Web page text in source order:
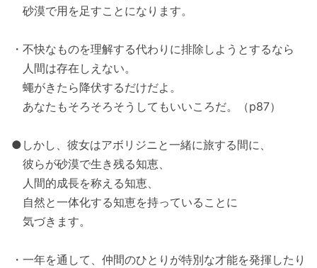
砂漠で用を足すことになります。
・不快なものを理解する代わりに排除しようとするなら
人間は存在しえない。
蠅がきたら降伏するだけだよ。
あなたもそろそろそうしてもいいころだ。（p87）
●しかし、彼女はアボリジニと一緒に旅する間に、
彼らが砂漠で生き残る知恵、
人間的成長を称える知恵、
自然と一体化する知恵を持っていることに
気づきます。
・一年を通して、仲間のひとりが特別な才能を発揮したり